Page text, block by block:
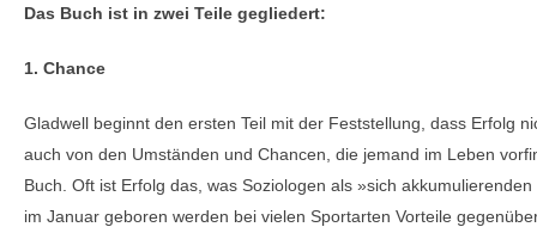
Das Buch ist in zwei Teile gegliedert:
1. Chance
Gladwell beginnt den ersten Teil mit der Feststellung, dass Erfolg
auch von den Umständen und Chancen, die jemand im Leben
Buch. Oft ist Erfolg das, was Soziologen als »sich
im Januar geboren werden bei vielen Sportarten Vorteile